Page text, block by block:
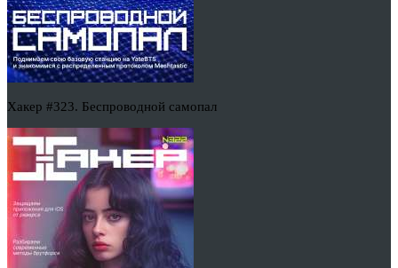
Хакер #323. Беспроводной самопал